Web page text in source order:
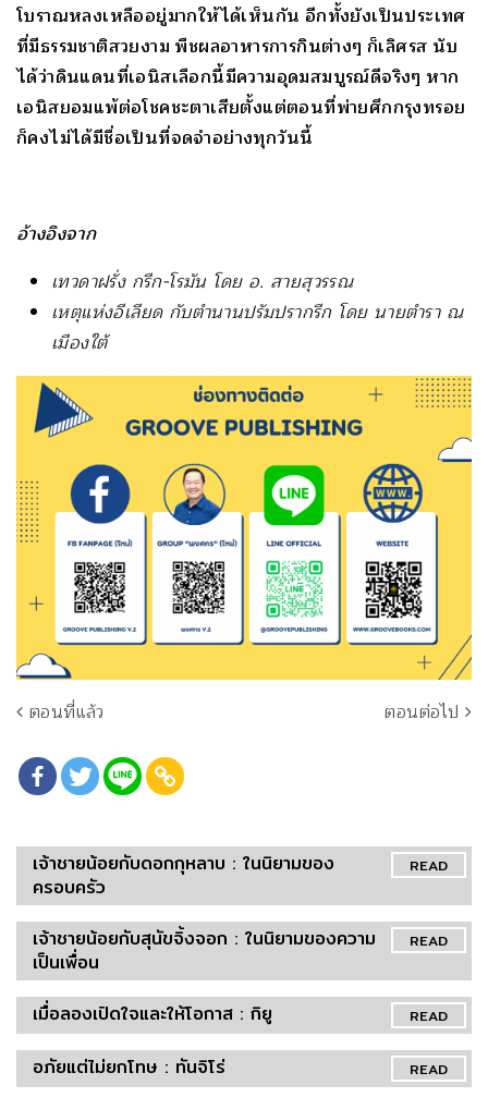
โบราณหลงเหลืออยู่มากให้ได้เห็นกัน อีกทั้งยังเป็นประเทศ
ที่มีธรรมชาติสวยงาม พืชผลอาหารการกินต่างๆ ก็เลิศรส นับ
ได้ว่าดินแดนที่เอนิสเลือกนี้มีความอุดมสมบูรณ์ดีจริงๆ หาก
เอนิสยอมแพ้ต่อโชคชะตาเสียตั้งแต่ตอนที่พ่ายศึกกรุงทรอย
ก็คงไม่ได้มีชื่อเป็นที่จดจำอย่างทุกวันนี้
อ้างอิงจาก
เทวดาฝรั่ง กรีก-โรมัน โดย อ. สายสุวรรณ
เหตุแห่งอีเลียด กับตำนานปรัมปรากรีก โดย นายตำรา ณ
เมืองใต้
ตอนที่แล้ว ตอนต่อไป
READ
เจ้าชายน้อยกับดอกกุหลาบ : ในนิยามของ
ครอบครัว
READ
เจ้าชายน้อยกับสุนัขจิ้งจอก : ในนิยามของความ
เป็นเพื่อน
READ
เมื่อลองเปิดใจและให้โอกาส : กิยู
READ
อภัยแต่ไม่ยกโทษ : ทันจิโร่